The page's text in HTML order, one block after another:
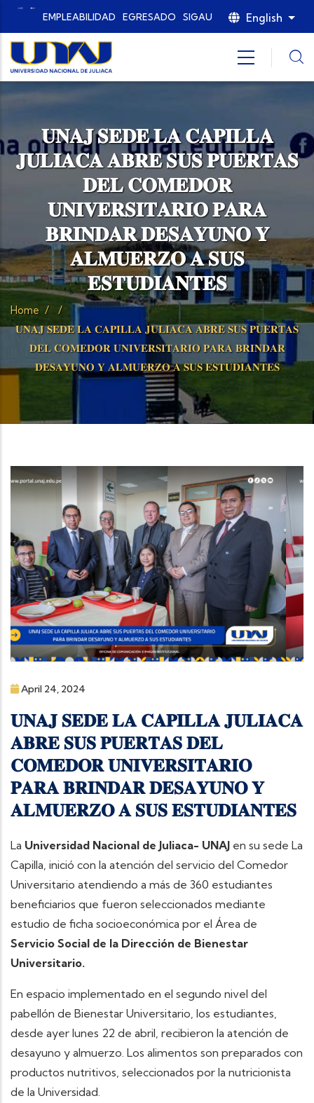
Skip to main content
EMPLEABILIDAD EGRESADO SIGAU English List
𝐔𝐍𝐀𝐉 𝐒𝐄𝐃𝐄 𝐋𝐀 𝐂𝐀𝐏𝐈𝐋𝐋𝐀
𝐉𝐔𝐋𝐈𝐀𝐂𝐀 𝐀𝐁𝐑𝐄 𝐒𝐔𝐒 𝐏𝐔𝐄𝐑𝐓𝐀𝐒
𝐃𝐄𝐋 𝐂𝐎𝐌𝐄𝐃𝐎𝐑
𝐔𝐍𝐈𝐕𝐄𝐑𝐒𝐈𝐓𝐀𝐑𝐈𝐎 𝐏𝐀𝐑𝐀
𝐁𝐑𝐈𝐍𝐃𝐀𝐑 𝐃𝐄𝐒𝐀𝐘𝐔𝐍𝐎 𝐘
𝐀𝐋𝐌𝐔𝐄𝐑𝐙𝐎 𝐀 𝐒𝐔𝐒
𝐄𝐒𝐓𝐔𝐃𝐈𝐀𝐍𝐓𝐄𝐒
Home /
/
𝐔𝐍𝐀𝐉 𝐒𝐄𝐃𝐄 𝐋𝐀 𝐂𝐀𝐏𝐈𝐋𝐋𝐀 𝐉𝐔𝐋𝐈𝐀𝐂𝐀 𝐀𝐁𝐑𝐄 𝐒𝐔𝐒 𝐏𝐔𝐄𝐑𝐓𝐀𝐒
𝐃𝐄𝐋 𝐂𝐎𝐌𝐄𝐃𝐎𝐑 𝐔𝐍𝐈𝐕𝐄𝐑𝐒𝐈𝐓𝐀𝐑𝐈𝐎 𝐏𝐀𝐑𝐀 𝐁𝐑𝐈𝐍𝐃𝐀𝐑
𝐃𝐄𝐒𝐀𝐘𝐔𝐍𝐎 𝐘 𝐀𝐋𝐌𝐔𝐄𝐑𝐙𝐎 𝐀 𝐒𝐔𝐒 𝐄𝐒𝐓𝐔𝐃𝐈𝐀𝐍𝐓𝐄𝐒
April 24, 2024
𝐔𝐍𝐀𝐉 𝐒𝐄𝐃𝐄 𝐋𝐀 𝐂𝐀𝐏𝐈𝐋𝐋𝐀 𝐉𝐔𝐋𝐈𝐀𝐂𝐀
𝐀𝐁𝐑𝐄 𝐒𝐔𝐒 𝐏𝐔𝐄𝐑𝐓𝐀𝐒 𝐃𝐄𝐋
𝐂𝐎𝐌𝐄𝐃𝐎𝐑 𝐔𝐍𝐈𝐕𝐄𝐑𝐒𝐈𝐓𝐀𝐑𝐈𝐎
𝐏𝐀𝐑𝐀 𝐁𝐑𝐈𝐍𝐃𝐀𝐑 𝐃𝐄𝐒𝐀𝐘𝐔𝐍𝐎 𝐘
𝐀𝐋𝐌𝐔𝐄𝐑𝐙𝐎 𝐀 𝐒𝐔𝐒 𝐄𝐒𝐓𝐔𝐃𝐈𝐀𝐍𝐓𝐄𝐒
La Universidad Nacional de Juliaca- UNAJ en su sede La
Capilla, inició con la atención del servicio del Comedor
Universitario atendiendo a más de 360 estudiantes
beneficiarios que fueron seleccionados mediante
estudio de ficha socioeconómica por el Área de
Servicio Social de la Dirección de Bienestar
Universitario.
En espacio implementado en el segundo nivel del
pabellón de Bienestar Universitario, los estudiantes,
desde ayer lunes 22 de abril, recibieron la atención de
desayuno y almuerzo. Los alimentos son preparados con
productos nutritivos, seleccionados por la nutricionista
de la Universidad.